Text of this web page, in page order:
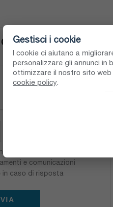
e l'informativa sulla privacy
e comunicazioni
in caso di risposta
Gestisci i cookie
I cookie ci aiutano a
personalizzare gli annunci in
ottimizzare il nostro sito
cookie policy.